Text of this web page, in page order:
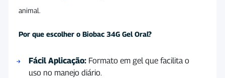
animal.
Por que escolher o Biobac 34G Gel Oral?
Fácil Aplicação: Formato em gel que facilita o
uso no manejo diário.